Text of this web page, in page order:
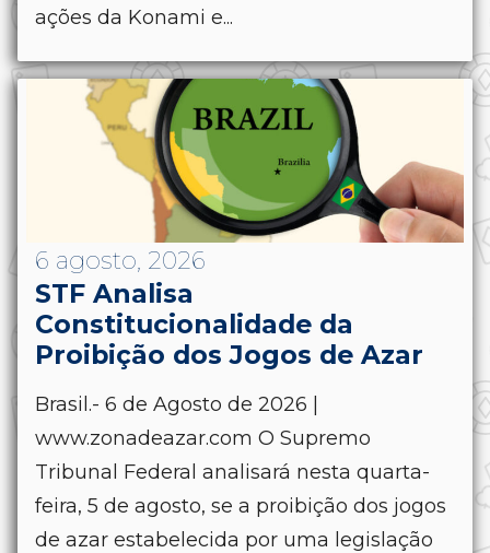
ações da Konami e...
6 agosto, 2026
STF Analisa
Constitucionalidade da
Proibição dos Jogos de Azar
Brasil.- 6 de Agosto de 2026 |
www.zonadeazar.com O Supremo
Tribunal Federal analisará nesta quarta-
feira, 5 de agosto, se a proibição dos jogos
de azar estabelecida por uma legislação